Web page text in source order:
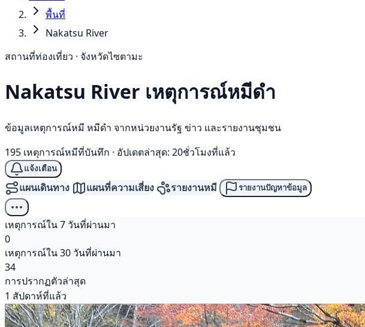
พื้นที่
Nakatsu River
สถานที่ท่องเที่ยว · จังหวัดไซตามะ
Nakatsu River เหตุการณ์หมีดำ
ข้อมูลเหตุการณ์หมี หมีดำ จากหน่วยงานรัฐ ข่าว และรายงานชุมชน
195 เหตุการณ์หมีที่บันทึก · อัปเดตล่าสุด: 20ชั่วโมงที่แล้ว
แจ้งเตือน
แผนเดินทาง แผนที่ความเสี่ยง รายงานหมี รายงานปัญหาข้อมูล
เหตุการณ์ใน 7 วันที่ผ่านมา
0
เหตุการณ์ใน 30 วันที่ผ่านมา
34
การปรากฏตัวล่าสุด
1 สัปดาห์ที่แล้ว